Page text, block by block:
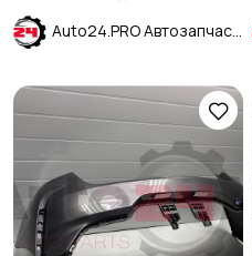
Auto24.PRO Автозапчасти